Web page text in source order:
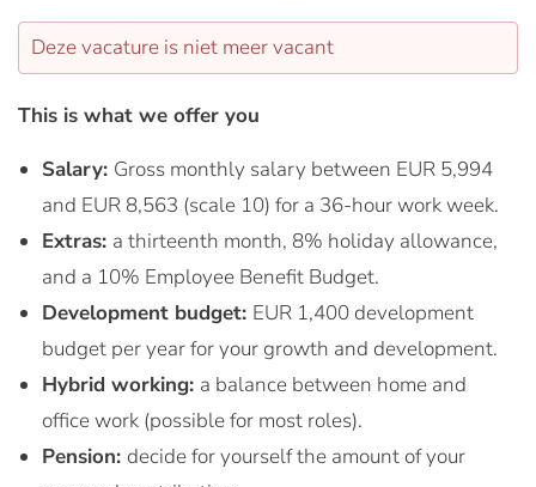
Deze vacature is niet meer vacant
This is what we offer you
Salary: Gross monthly salary between EUR 5,994
and EUR 8,563 (scale 10) for a 36-hour work week.
Extras: a thirteenth month, 8% holiday allowance,
and a 10% Employee Benefit Budget.
Development budget: EUR 1,400 development
budget per year for your growth and development.
Hybrid working: a balance between home and
office work (possible for most roles).
Pension: decide for yourself the amount of your